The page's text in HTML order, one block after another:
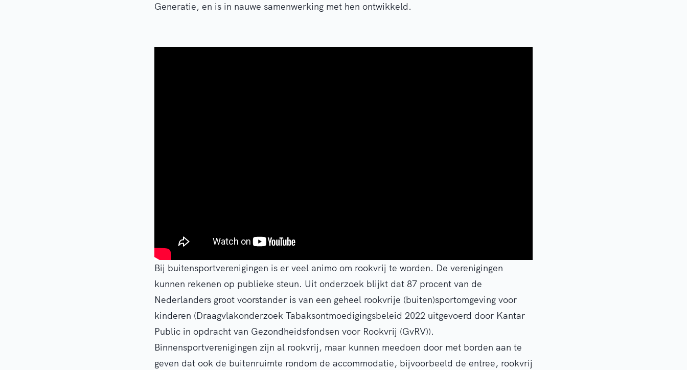
Generatie, en is in nauwe samenwerking met hen ontwikkeld.
Bij buitensportverenigingen is er veel animo om rookvrij te worden. De verenigingen
kunnen rekenen op publieke steun. Uit onderzoek blijkt dat 87 procent van de
Nederlanders groot voorstander is van een geheel rookvrije (buiten)sportomgeving voor
kinderen (Draagvlakonderzoek Tabaksontmoedigingsbeleid 2022 uitgevoerd door Kantar
Public in opdracht van Gezondheidsfondsen voor Rookvrij (GvRV)).
Binnensportverenigingen zijn al rookvrij, maar kunnen meedoen door met borden aan te
geven dat ook de buitenruimte rondom de accommodatie, bijvoorbeeld de entree, rookvrij